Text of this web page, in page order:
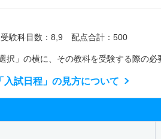
験科目数：8,9 配点合計：500
択」の横に、その教科を受験する際の必
入試日程」の見方について